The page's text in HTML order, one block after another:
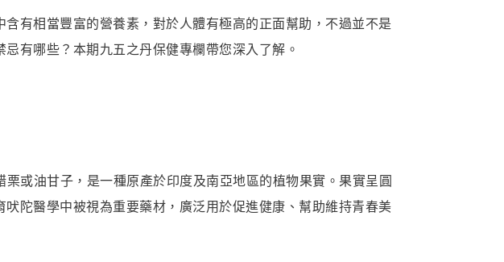
有相當豐富的營養素，對於人體有極高的正面幫助，不過並不是
有哪些？本期九五之丹保健專欄帶您深入了解。
或油甘子，是一種原產於印度及南亞地區的植物果實。果實呈圓
陀醫學中被視為重要藥材，廣泛用於促進健康、幫助維持青春美